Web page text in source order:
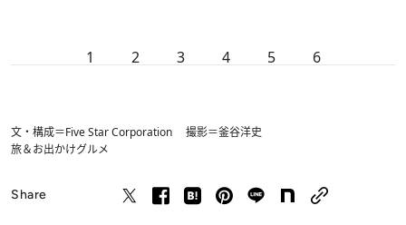
1 2 3 4 5 6
文・構成＝Five Star Corporation 撮影＝釜谷洋史
旅＆お出かけグルメ
Share